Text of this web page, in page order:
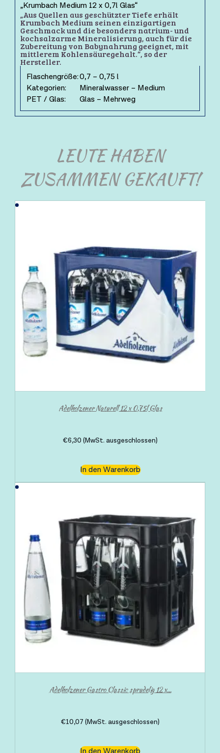
„Krumbach Medium 12 x 0,7l Glas“
„Aus Quellen aus geschützter Tiefe erhält
Krumbach Medium seinen einzigartigen
Geschmack und die besonders natrium- und
kochsalzarme Mineralisierung, auch für die
Zubereitung von Babynahrung geeignet, mit
mittlerem Kohlensäuregehalt.“, so der
Hersteller.
Flaschengröße:0,7 – 0,75 l
Kategorien:
Mineralwasser – Medium
PET / Glas:
Glas – Mehrweg
LEUTE HABEN
ZUSAMMEN GEKAUFT!
Adelholzener Naturell 12 x 0,75l Glas
€6,30 (MwSt. ausgeschlossen)
In den Warenkorb
Adelholzener Gastro Classic sprudelig 12 x...
€10,07 (MwSt. ausgeschlossen)